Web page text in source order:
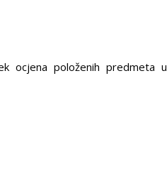
ocjena položenih predmeta u